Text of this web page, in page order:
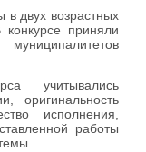
в двух возрастных
приняли
учитывались
оригинальность
исполнения,
работы